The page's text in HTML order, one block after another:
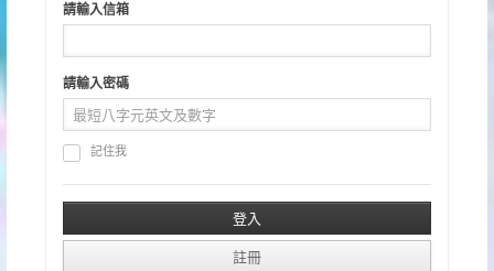
請輸入信箱
請輸入密碼
記住我